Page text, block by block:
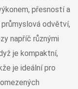
přesností a
odvětví,
napříč různými
je kompaktní,
je ideální pro